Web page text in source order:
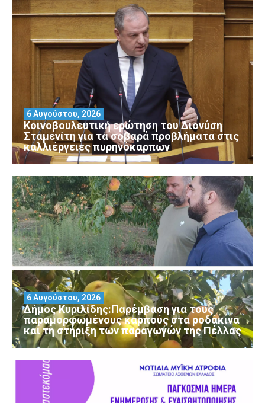
Κοινοβουλευτική ερώτηση του Διονύση
Σταμενίτη για τα σοβαρά προβλήματα στις
καλλιέργειες πυρηνόκαρπων
6 Αυγούστου, 2026
Δήμος Κυριλίδης:Παρέμβαση για τους
παραμορφωμένους καρπούς στα ροδάκινα
και τη στήριξη των παραγωγών της Πέλλας
6 Αυγούστου, 2026